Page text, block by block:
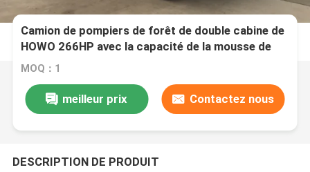
Camion de pompiers de forêt de double cabine de
HOWO 266HP avec la capacité de la mousse de
l'eau 6000L
MOQ：1
meilleur prix Contactez nous
DESCRIPTION DE PRODUIT